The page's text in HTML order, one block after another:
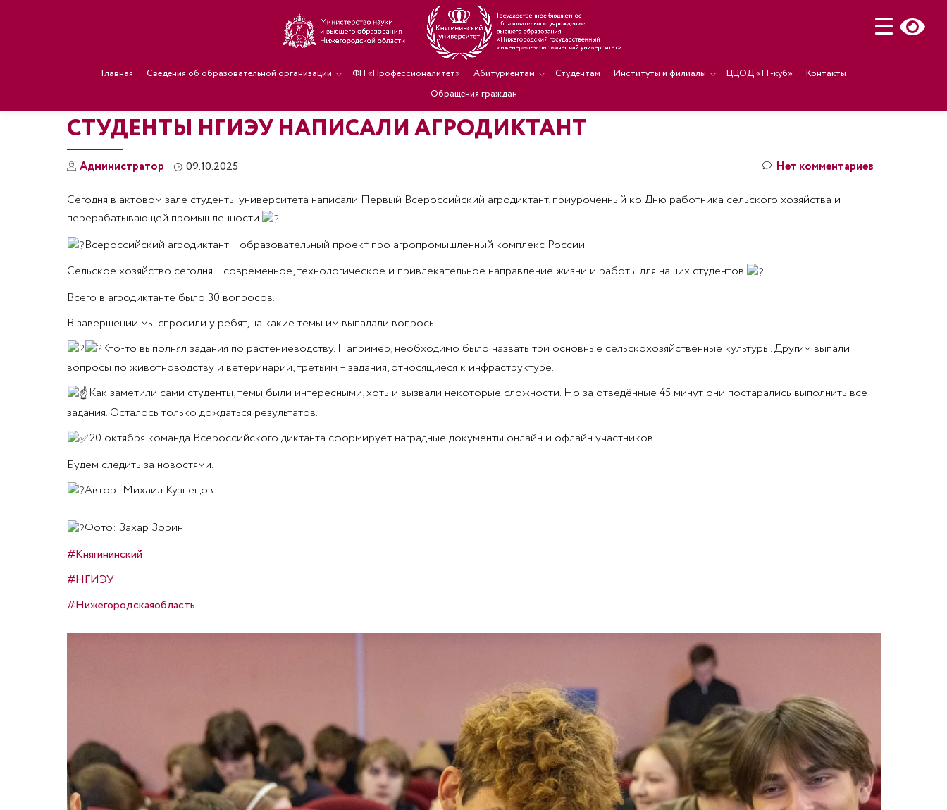
Главная Сведения об образовательной организации ФП «Профессионалитет» Абитуриентам Студентам Институты и филиалы ЦЦОД «IT-куб»
Контакты
Обращения граждан
СТУДЕНТЫ НГИЭУ НАПИСАЛИ АГРОДИКТАНТ
Администратор 09.10.2025 Нет комментариев
Сегодня в актовом зале студенты университета написали Первый Всероссийский агродиктант, приуроченный ко Дню работника сельского хозяйства и
перерабатывающей промышленности.
Всероссийский агродиктант – образовательный проект про агропромышленный комплекс России.
Сельское хозяйство сегодня – современное, технологическое и привлекательное направление жизни и работы для наших студентов.
Всего в агродиктанте было 30 вопросов.
В завершении мы спросили у ребят, на какие темы им выпадали вопросы.
Кто-то выполнял задания по растениеводству. Например, необходимо было назвать три основные сельскохозяйственные культуры. Другим выпали
вопросы по животноводству и ветеринарии, третьим – задания, относящиеся к инфраструктуре.
Как заметили сами студенты, темы были интересными, хоть и вызвали некоторые сложности. Но за отведённые 45 минут они постарались выполнить все
задания. Осталось только дождаться результатов.
20 октября команда Всероссийского диктанта сформирует наградные документы онлайн и офлайн участников!
Будем следить за новостями.
Автор: Михаил Кузнецов
Фото: Захар Зорин
#Княгининский
#НГИЭУ
#Нижегородскаяобласть